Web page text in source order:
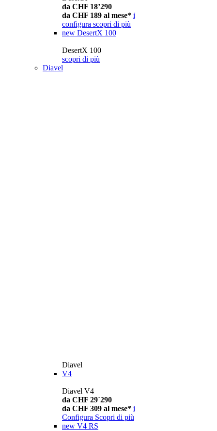
da CHF 18’290
da CHF 189 al mese* i
configura scopri di più
new DesertX 100
DesertX 100
scopri di più
Diavel
Diavel
V4
Diavel V4
da CHF 29´290
da CHF 309 al mese* i
Configura Scopri di più
new V4 RS